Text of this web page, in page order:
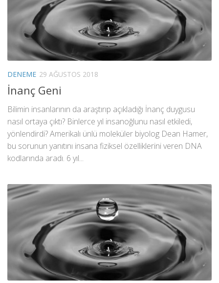
DENEME 29 AĞUSTOS 2018
İnanç Geni
Bilimin insanlarının da araştırıp açıkladığı İnanç duygusu
nasıl ortaya çıktı? Binlerce yıl insanoğlunu nasıl etkiledi,
yönlendirdi? Amerikalı ünlü moleküler biyolog Dean Hamer,
bu sorunun yanıtını insana fiziksel özelliklerini veren DNA
kodlarında aradı. 6 yıl...